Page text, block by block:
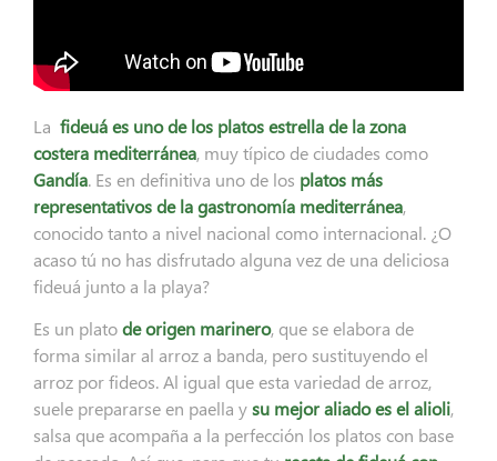
La fideuá es uno de los platos estrella de la zona
costera mediterránea, muy típico de ciudades como
Gandía. Es en definitiva uno de los platos más
representativos de la gastronomía mediterránea,
conocido tanto a nivel nacional como internacional. ¿O
acaso tú no has disfrutado alguna vez de una deliciosa
fideuá junto a la playa?
Es un platode origen marinero, que se elabora de
forma similar al arroz a banda, pero sustituyendo el
arroz por fideos. Al igual que esta variedad de arroz,
suele prepararse en paella ysu mejor aliado es el alioli,
salsa que acompaña a la perfección los platos con base